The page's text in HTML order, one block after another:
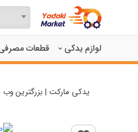
لوازم یدکی قطعات
یدکی مارکت | بزرگترین